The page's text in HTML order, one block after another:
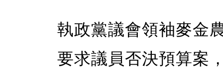
執政黨議會領袖麥金
要求議員否決預算案